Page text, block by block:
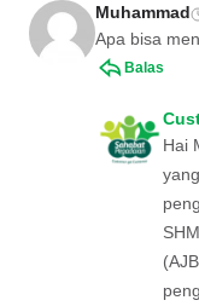
Muhammad
Apa bisa
Balas
Hai